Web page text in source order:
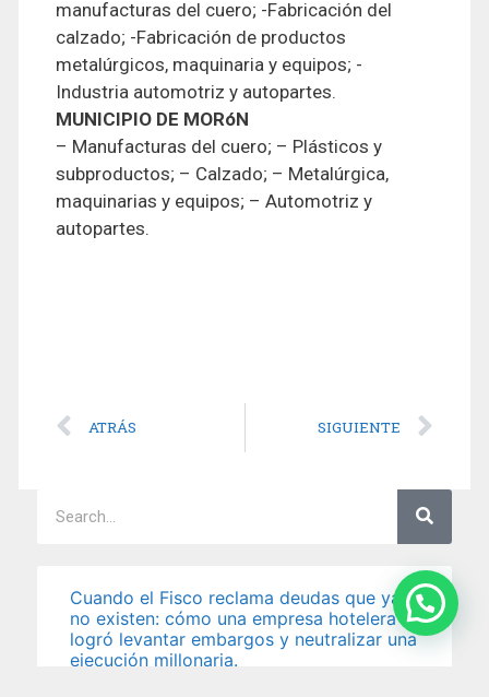
manufacturas del cuero; -Fabricación del
calzado; -Fabricación de productos
metalúrgicos, maquinaria y equipos; -
Industria automotriz y autopartes.
MUNICIPIO DE MORóN
– Manufacturas del cuero; – Plásticos y
subproductos; – Calzado; – Metalúrgica,
maquinarias y equipos; – Automotriz y
autopartes.
ATRÁS SIGUIENTE
Cuando el Fisco reclama deudas que ya
no existen: cómo una empresa hotelera
logró levantar embargos y neutralizar una
ejecución millonaria.